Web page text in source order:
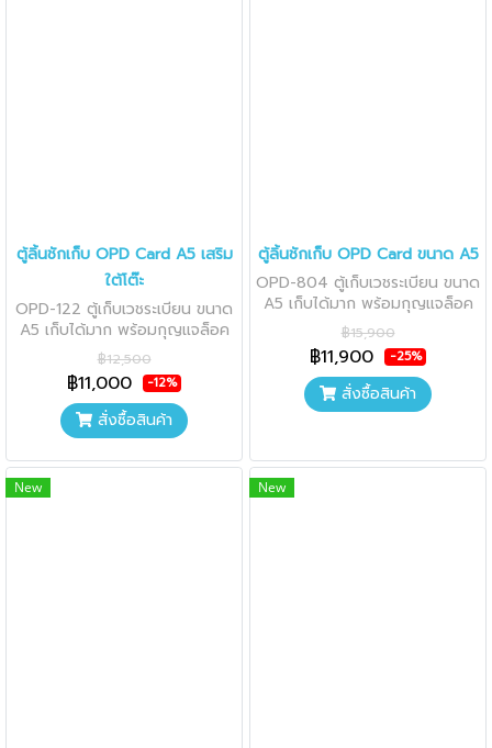
ตู้ลิ้นชักเก็บ OPD Card A5 เสริม
ใต้โต๊ะ
OPD-122 ตู้เก็บเวชระเบียน ขนาด
A5 เก็บได้มาก พร้อมกุญแจล็อค
อิสระ
฿12,500
฿11,000 -12%
สั่งซื้อสินค้า
ตู้ลิ้นชักเก็บ OPD Card ขนาด A5
OPD-804 ตู้เก็บเวชระเบียน ขนาด
A5 เก็บได้มาก พร้อมกุญแจล็อค
อิสระ
฿15,900
฿11,900 -25%
สั่งซื้อสินค้า
New New